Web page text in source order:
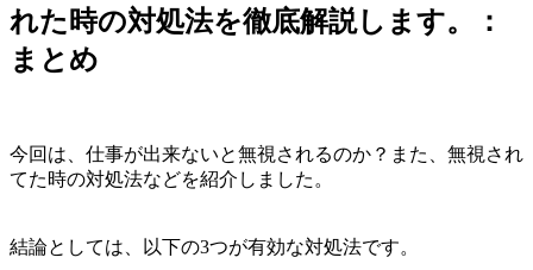
れた時の対処法を徹底解説します。：
まとめ
今回は、仕事が出来ないと無視されるのか？また、無視され
てた時の対処法などを紹介しました。
結論としては、以下の3つが有効な対処法です。